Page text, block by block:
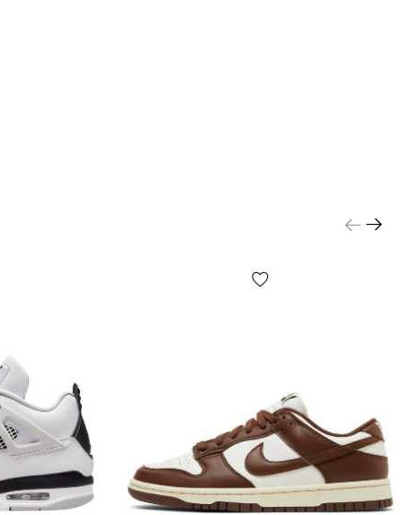
где мужское, а где женское?
air max 95 для спорта?
прекрасно подойдут для любых спортивных
том числе бег и фитнес. Но не забывайте — это в